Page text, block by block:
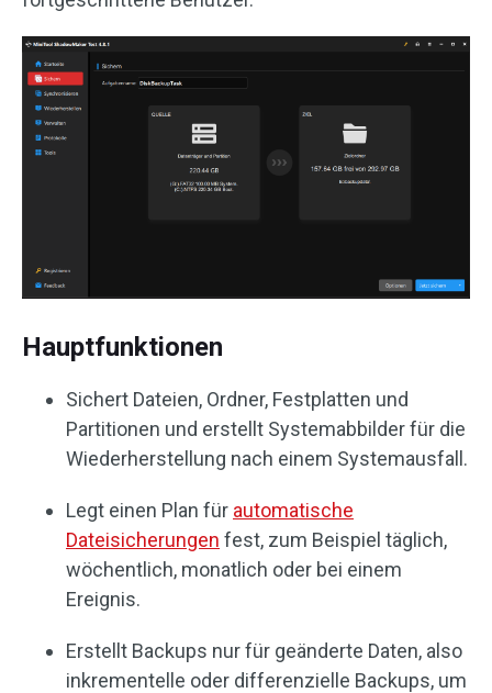
Hauptfunktionen
Sichert Dateien, Ordner, Festplatten und
Partitionen und erstellt Systemabbilder für die
Wiederherstellung nach einem Systemausfall.
Legt einen Plan für automatische
Dateisicherungen fest, zum Beispiel täglich,
wöchentlich, monatlich oder bei einem
Ereignis.
Erstellt Backups nur für geänderte Daten, also
inkrementelle oder differenzielle Backups, um